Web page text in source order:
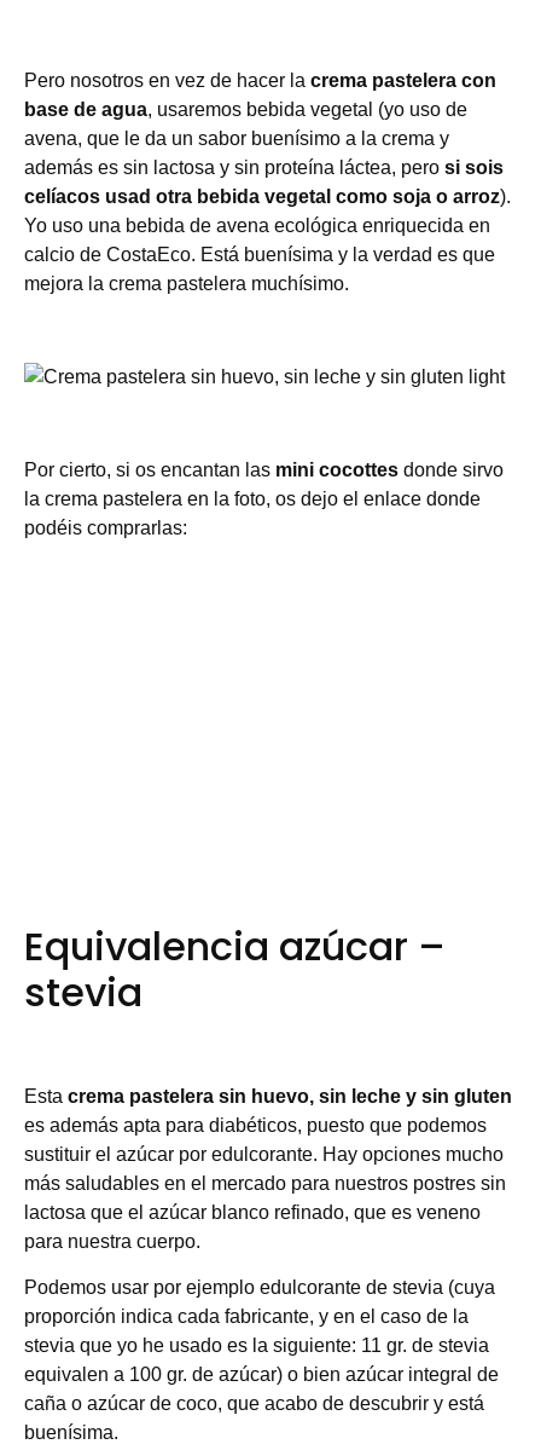
Pero nosotros en vez de hacer la crema pastelera con
base de agua, usaremos bebida vegetal (yo uso de
avena, que le da un sabor buenísimo a la crema y
además es sin lactosa y sin proteína láctea, pero si sois
celíacos usad otra bebida vegetal como soja o arroz).
Yo uso una bebida de avena ecológica enriquecida en
calcio de CostaEco. Está buenísima y la verdad es que
mejora la crema pastelera muchísimo.
Por cierto, si os encantan las mini cocottes donde sirvo
la crema pastelera en la foto, os dejo el enlace donde
podéis comprarlas:
Equivalencia azúcar –
stevia
Esta crema pastelera sin huevo, sin leche y sin gluten
es además apta para diabéticos, puesto que podemos
sustituir el azúcar por edulcorante. Hay opciones mucho
más saludables en el mercado para nuestros postres sin
lactosa que el azúcar blanco refinado, que es veneno
para nuestra cuerpo.
Podemos usar por ejemplo edulcorante de stevia (cuya
proporción indica cada fabricante, y en el caso de la
stevia que yo he usado es la siguiente: 11 gr. de stevia
equivalen a 100 gr. de azúcar) o bien azúcar integral de
caña o azúcar de coco, que acabo de descubrir y está
buenísima.